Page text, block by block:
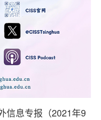
信息专报（2021年9